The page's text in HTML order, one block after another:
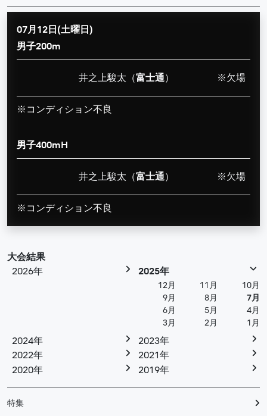
07月12日(土曜日)
男子200m
井之上駿太（富士通） ※欠場
※コンディション不良
男子400mH
井之上駿太（富士通） ※欠場
※コンディション不良
大会結果
2026年
2025年
12月 11月
10月
9月
8月
7月
6月
5月
4月
3月
2月 1月
2024年
2023年
2022年
2021年
2020年
2019年
特集